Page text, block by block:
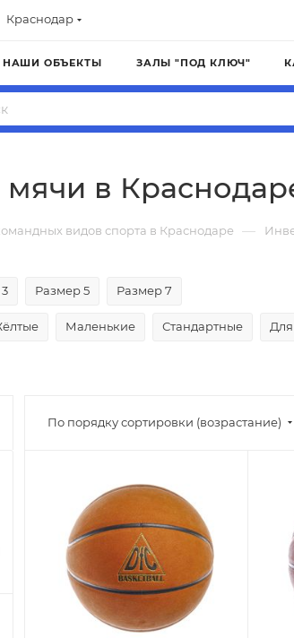
Краснодар
НАШИ ОБЪЕКТЫ ЗАЛЫ "ПОД КЛЮЧ"
мячи в
видов спорта в Краснодаре —
Размер 5 Размер 7
Маленькие Стандартные
По порядку сортировки (возрастание)